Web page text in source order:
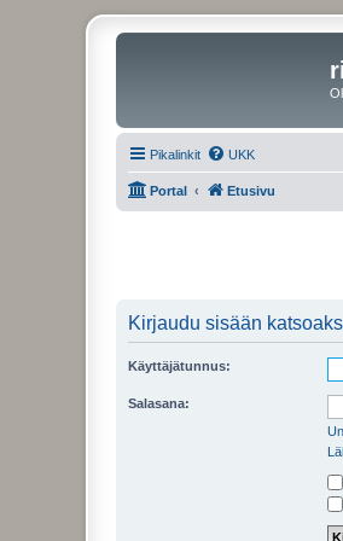
Pikalinkit UKK
Portal Etusivu
Kirjaudu sisään
Käyttäjätunnus:
Salasana: